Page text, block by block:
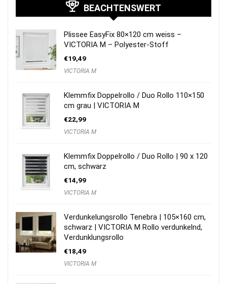
BEACHTENSWERT
Plissee EasyFix 80×120 cm weiss –
VICTORIA M – Polyester-Stoff
€19,49
VICTORIA M
Klemmfix Doppelrollo / Duo Rollo 110×150
cm grau | VICTORIA M
€22,99
VICTORIA M
Klemmfix Doppelrollo / Duo Rollo | 90 x 120
cm, schwarz
€14,99
VICTORIA M
Verdunkelungsrollo Tenebra | 105×160 cm,
schwarz | VICTORIA M Rollo verdunkelnd,
Verdunklungsrollo
€18,49
VICTORIA M